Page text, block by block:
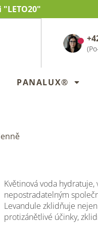
PANALUX®
Květinová voda hydratuje,
nepostradatelným
Levandule zklidňuje
protizánětlivé účinky,